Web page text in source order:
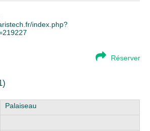
index.php?
Réserver
Palaiseau